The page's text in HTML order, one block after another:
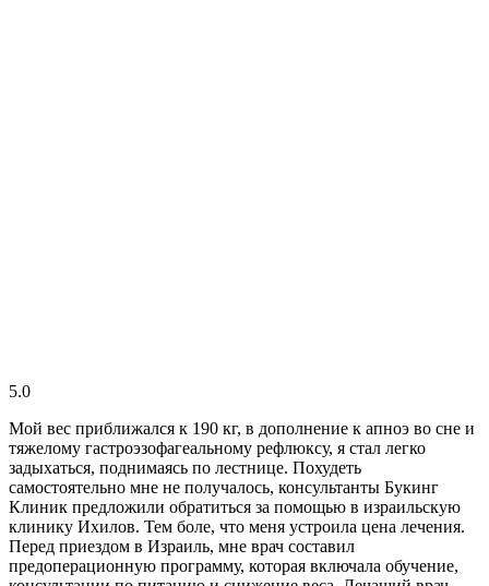
5.0
Мой вес приближался к 190 кг, в дополнение к апноэ во сне и
тяжелому гастроэзофагеальному рефлюксу, я стал легко
задыхаться, поднимаясь по лестнице. Похудеть
самостоятельно мне не получалось, консультанты Букинг
Клиник предложили обратиться за помощью в израильскую
клинику Ихилов. Тем боле, что меня устроила цена лечения.
Перед приездом в Израиль, мне врач составил
предоперационную программу, которая включала обучение,